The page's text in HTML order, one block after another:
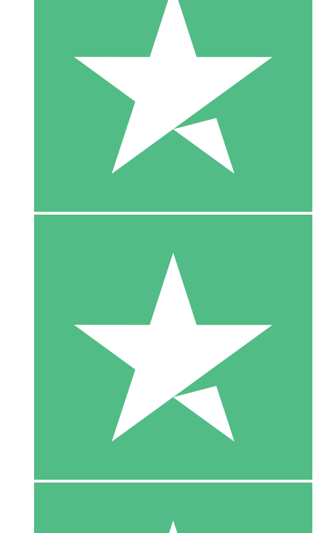
20 00